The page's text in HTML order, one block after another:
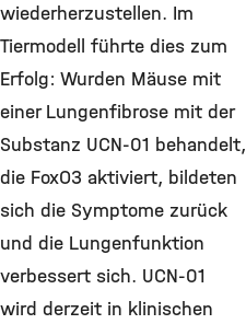
wiederherzustellen. Im
Tiermodell führte dies zum
Erfolg: Wurden Mäuse mit
einer Lungenfibrose mit der
Substanz UCN-01 behandelt,
die FoxO3 aktiviert, bildeten
sich die Symptome zurück
und die Lungenfunktion
verbessert sich. UCN-01
wird derzeit in klinischen